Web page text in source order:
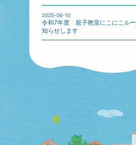
2025-06-10
令和7年度 親子教室にこにこル
知らせします